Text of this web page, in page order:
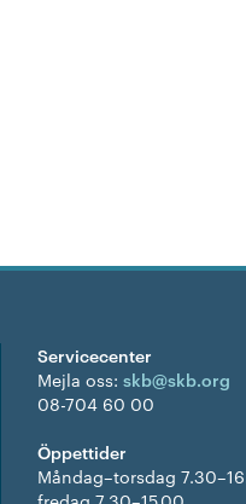
Servicecenter
Mejla oss: skb@skb.org
08-704 60 00
Öppettider
Måndag–torsdag